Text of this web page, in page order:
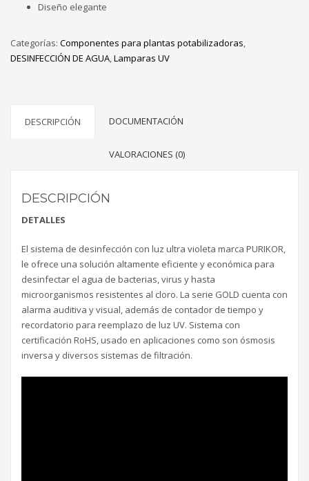
Diseño elegante
Categorías: Componentes para plantas potabilizadoras,
DESINFECCIÓN DE AGUA,Lamparas UV
DESCRIPCIÓN DOCUMENTACIÓN
VALORACIONES (0)
DESCRIPCIÓN
DETALLES
El sistema de desinfección con luz ultra violeta marca PURIKOR,
le ofrece una solución altamente eficiente y económica para
desinfectar el agua de bacterias, virus y hasta
microorganismos resistentes al cloro. La serie GOLD cuenta con
alarma auditiva y visual, además de contador de tiempo y
recordatorio para reemplazo de luz UV. Sistema con
certificación RoHS, usado en aplicaciones como son ósmosis
inversa y diversos sistemas de filtración.